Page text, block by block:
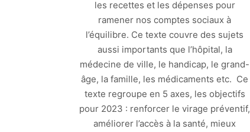
les recettes et les dépenses pour
ramener nos comptes sociaux à
l’équilibre. Ce texte couvre des sujets
aussi importants que l’hôpital, la
médecine de ville, le handicap, le grand-
âge, la famille, les médicaments etc. Ce
texte regroupe en 5 axes, les objectifs
pour 2023 : renforcer le virage préventif,
améliorer l’accès à la santé, mieux